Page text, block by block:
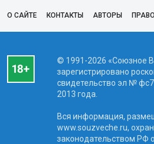
О САЙТЕ КОНТАКТЫ АВТОРЫ
© 1991-2026 «Союзное
зарегистрировано
свидетельство эл №
2013 года.
Вся информация,
www.souzveche.ru,
законодательством РФ